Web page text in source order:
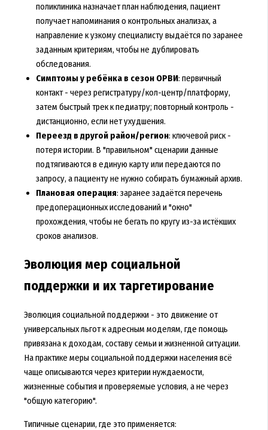
поликлиника назначает план наблюдения, пациент
получает напоминания о контрольных анализах, а
направление к узкому специалисту выдаётся по заранее
заданным критериям, чтобы не дублировать
обследования.
Симптомы у ребёнка в сезон ОРВИ: первичный
контакт - через регистратуру/кол-центр/платформу,
затем быстрый трек к педиатру; повторный контроль -
дистанционно, если нет ухудшения.
Переезд в другой район/регион: ключевой риск -
потеря истории. В "правильном" сценарии данные
подтягиваются в единую карту или передаются по
запросу, а пациенту не нужно собирать бумажный архив.
Плановая операция: заранее задаётся перечень
предоперационных исследований и "окно"
прохождения, чтобы не бегать по кругу из-за истёкших
сроков анализов.
Эволюция мер социальной
поддержки и их таргетирование
Эволюция социальной поддержки - это движение от
универсальных льгот к адресным моделям, где помощь
привязана к доходам, составу семьи и жизненной ситуации.
На практике меры социальной поддержки населения всё
чаще описываются через критерии нуждаемости,
жизненные события и проверяемые условия, а не через
"общую категорию".
Типичные сценарии, где это применяется: